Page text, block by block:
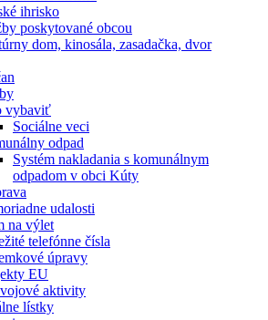
ihrisko
poskytované obcou
dom, kinosála, zasadačka, dvor
vybaviť
Sociálne veci
odpad
Systém nakladania s komunálnym
odpadom v obci Kúty
udalosti
na výlet
telefónne čísla
úpravy
EU
aktivity
lístky